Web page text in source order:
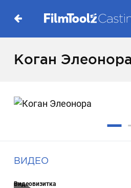
Коган
ВИДЕО
Видеовизитка